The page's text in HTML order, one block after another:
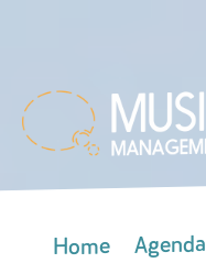
Home Agenda